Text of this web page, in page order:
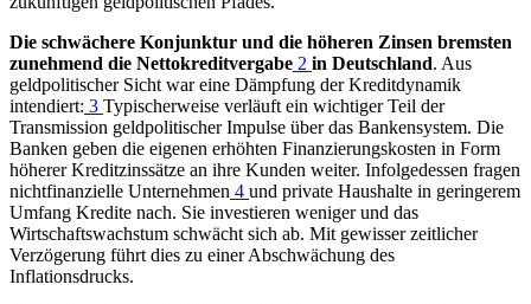
Die schwächere Konjunktur und die höheren Zinsen bremsten
zunehmend die Nettokreditvergabe 2 in Deutschland. Aus
geldpolitischer Sicht war eine Dämpfung der Kreditdynamik
intendiert: 3 Typischerweise verläuft ein wichtiger Teil der
Transmission geldpolitischer Impulse über das Bankensystem. Die
Banken geben die eigenen erhöhten Finanzierungskosten in Form
höherer Kreditzinssätze an ihre Kunden weiter. Infolgedessen fragen
nichtfinanzielle Unternehmen 4 und private Haushalte in geringerem
Umfang Kredite nach. Sie investieren weniger und das
Wirtschaftswachstum schwächt sich ab. Mit gewisser zeitlicher
Verzögerung führt dies zu einer Abschwächung des
Inflationsdrucks.